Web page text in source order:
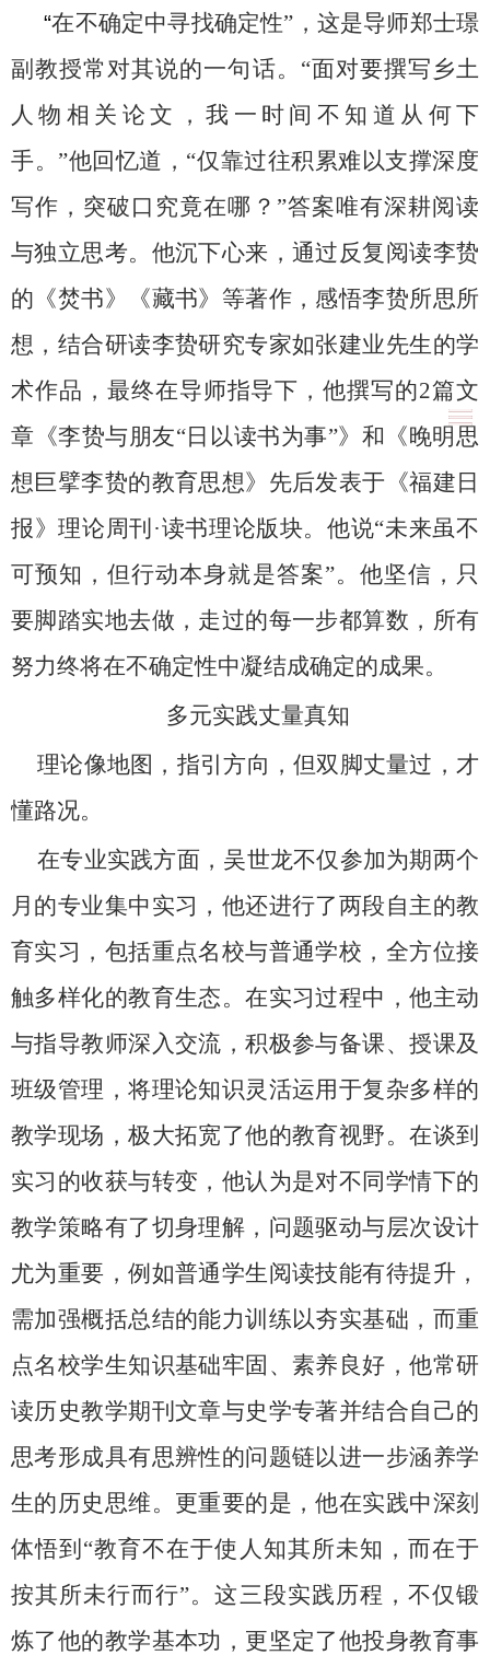
“在不确定中寻找确定性”，这是导师郑士璟
副教授常对其说的一句话。“面对要撰写乡土
人物相关论文，我一时间不知道从何下
手。”他回忆道，“仅靠过往积累难以支撑深度
写作，突破口究竟在哪？”答案唯有深耕阅读
与独立思考。他沉下心来，通过反复阅读李贽
的《焚书》《藏书》等著作，感悟李贽所思所
想，结合研读李贽研究专家如张建业先生的学
术作品，最终在导师指导下，他撰写的2篇文
章《李贽与朋友“日以读书为事”》和《晚明思
想巨擘李贽的教育思想》先后发表于《福建日
报》理论周刊 ·读书理论版块。他说“未来虽不
可预知，但行动本身就是答案”。他坚信，只
要脚踏实地去做，走过的每一步都算数，所有
努力终将在不确定性中凝结成确定的成果。
多元实践丈量真知
理论像地图，指引方向，但双脚丈量过，才
懂路况。
在专业实践方面，吴世龙不仅参加为期两个
月的专业集中实习，他还进行了两段自主的教
育实习，包括重点名校与普通学校，全方位接
触多样化的教育生态。在实习过程中，他主动
与指导教师深入交流，积极参与备课、授课及
班级管理，将理论知识灵活运用于复杂多样的
教学现场，极大拓宽了他的教育视野。在谈到
实习的收获与转变，他认为是对不同学情下的
教学策略有了切身理解，问题驱动与层次设计
尤为重要，例如普通学生阅读技能有待提升，
需加强概括总结的能力训练以夯实基础，而重
点名校学生知识基础牢固、素养良好，他常研
读历史教学期刊文章与史学专著并结合自己的
思考形成具有思辨性的问题链以进一步涵养学
生的历史思维。更重要的是，他在实践中深刻
体悟到“教育不在于使人知其所未知，而在于
按其所未行而行”。这三段实践历程，不仅锻
炼了他的教学基本功，更坚定了他投身教育事